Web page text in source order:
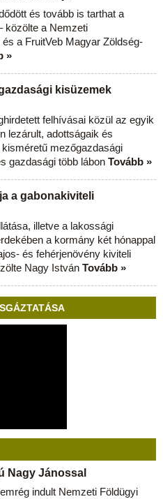
és tovább is tarthat a
közölte a Nemzeti
a FruitVeb Magyar Zöldség-
»
kisüzemek
felhívásai közül az egyik
lezárult, adottságaik és
mezőgazdasági
gazdasági több lábon Tovább »
a gabonakiviteli
illetve a lakossági
a kormány két hónappal
és fehérjenövény kiviteli
Nagy István Tovább »
Nagy Jánossal
indult Nemzeti Földügyi